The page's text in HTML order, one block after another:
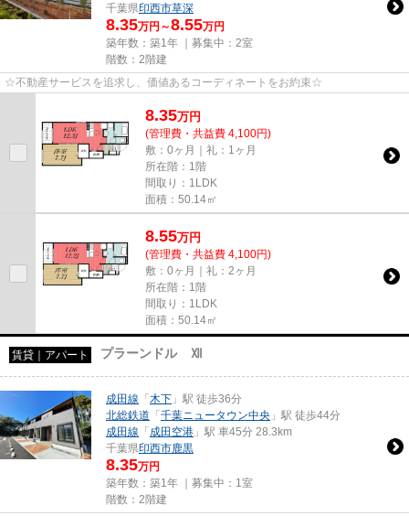
千葉県印西市草深
8.35万円～8.55万円
築年数：築1年 ｜募集中： 2室
階数：2階建
☆不動産サービスを追求し、価値あるコーディネートをお約束☆
8.35万円
(管理費・共益費 4,100円)
敷：0ヶ月｜礼：1ヶ月
所在階：1階
間取り：1LDK
面積：50.14㎡
8.55万円
(管理費・共益費 4,100円)
敷：0ヶ月｜礼：2ヶ月
所在階：1階
間取り：1LDK
面積：50.14㎡
賃貸｜アパート プラーンドル Ⅻ
成田線 「木下 」駅 徒歩36分
北総鉄道 「千葉ニュータウン中央 」駅 徒歩44分
成田線 「成田空港 」駅 車45分 28.3km
千葉県印西市鹿黒
8.35万円
築年数：築1年 ｜募集中： 1室
階数：2階建